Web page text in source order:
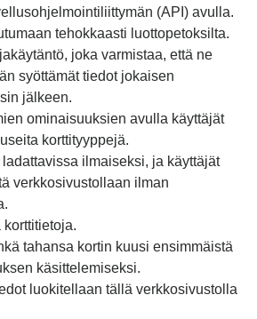
(API) avulla.
tehokkaasti luottopetoksilta.
joka varmistaa, että ne
syöttämät tiedot jokaisen
jälkeen.
ominaisuuksien avulla käyttäjät
korttityyppejä.
ilmaiseksi, ja käyttäjät
verkkosivustollaan ilman
tahansa kortin kuusi ensimmäistä
käsittelemiseksi.
luokitellaan tällä verkkosivustolla